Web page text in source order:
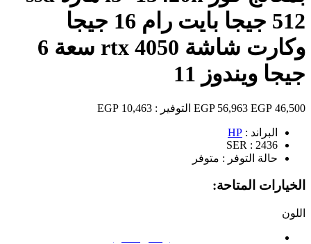
512 جيجا بايت رام 16 جيجا
وكارت شاشة rtx 4050 سعة 6
جيجا ويندوز 11
46,500 EGP
56,963 EGP التوفير : 10,463 EGP
البراند : HP
SER : 2436
حالة التوفر : متوفر
الخيارات المتاحة:
اللون